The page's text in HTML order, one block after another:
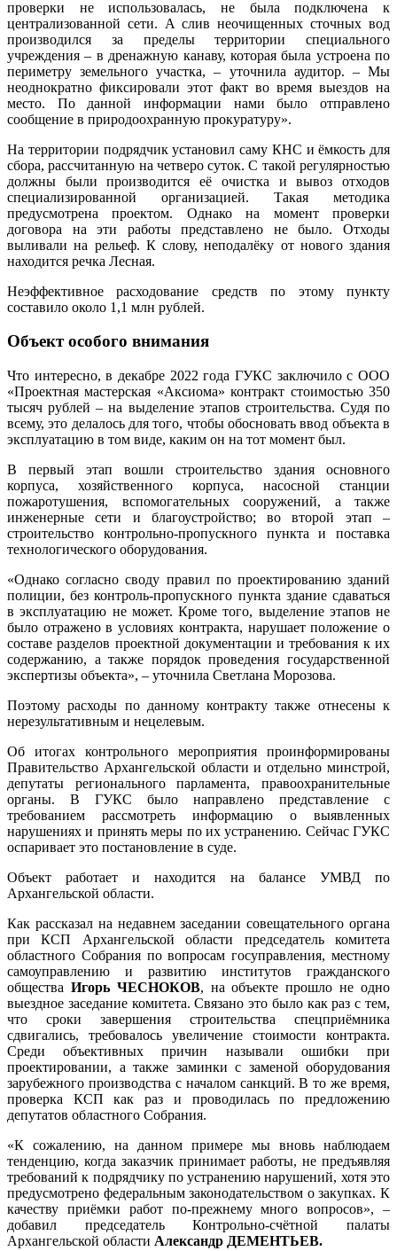
проверки не использовалась, не была подключена к
централизованной сети. А слив неочищенных сточных вод
производился за пределы территории специального
учреждения – в дренажную канаву, которая была устроена по
периметру земельного участка, – уточнила аудитор. – Мы
неоднократно фиксировали этот факт во время выездов на
место. По данной информации нами было отправлено
сообщение в природоохранную прокуратуру».
На территории подрядчик установил саму КНС и ёмкость для
сбора, рассчитанную на четверо суток. С такой регулярностью
должны были производится её очистка и вывоз отходов
специализированной организацией. Такая методика
предусмотрена проектом. Однако на момент проверки
договора на эти работы представлено не было. Отходы
выливали на рельеф. К слову, неподалёку от нового здания
находится речка Лесная.
Неэффективное расходование средств по этому пункту
составило около 1,1 млн рублей.
Объект особого внимания
Что интересно, в декабре 2022 года ГУКС заключило с ООО
«Проектная мастерская «Аксиома» контракт стоимостью 350
тысяч рублей – на выделение этапов строительства. Судя по
всему, это делалось для того, чтобы обосновать ввод объекта в
эксплуатацию в том виде, каким он на тот момент был.
В первый этап вошли строительство здания основного
корпуса, хозяйственного корпуса, насосной станции
пожаротушения, вспомогательных сооружений, а также
инженерные сети и благоустройство; во второй этап –
строительство контрольно-пропускного пункта и поставка
технологического оборудования.
«Однако согласно своду правил по проектированию зданий
полиции, без контроль-пропускного пункта здание сдаваться
в эксплуатацию не может. Кроме того, выделение этапов не
было отражено в условиях контракта, нарушает положение о
составе разделов проектной документации и требования к их
содержанию, а также порядок проведения государственной
экспертизы объекта», – уточнила Светлана Морозова.
Поэтому расходы по данному контракту также отнесены к
нерезультативным и нецелевым.
Об итогах контрольного мероприятия проинформированы
Правительство Архангельской области и отдельно минстрой,
депутаты регионального парламента, правоохранительные
органы. В ГУКС было направлено представление с
требованием рассмотреть информацию о выявленных
нарушениях и принять меры по их устранению. Сейчас ГУКС
оспаривает это постановление в суде.
Объект работает и находится на балансе УМВД по
Архангельской области.
Как рассказал на недавнем заседании совещательного органа
при КСП Архангельской области председатель комитета
областного Собрания по вопросам госуправления, местному
самоуправлению и развитию институтов гражданского
общества Игорь ЧЕСНОКОВ, на объекте прошло не одно
выездное заседание комитета. Связано это было как раз с тем,
что сроки завершения строительства спецприёмника
сдвигались, требовалось увеличение стоимости контракта.
Среди объективных причин называли ошибки при
проектировании, а также заминки с заменой оборудования
зарубежного производства с началом санкций. В то же время,
проверка КСП как раз и проводилась по предложению
депутатов областного Собрания.
«К сожалению, на данном примере мы вновь наблюдаем
тенденцию, когда заказчик принимает работы, не предъявляя
требований к подрядчику по устранению нарушений, хотя это
предусмотрено федеральным законодательством о закупках. К
качеству приёмки работ по-прежнему много вопросов», –
добавил председатель Контрольно-счётной палаты
Архангельской области Александр ДЕМЕНТЬЕВ.